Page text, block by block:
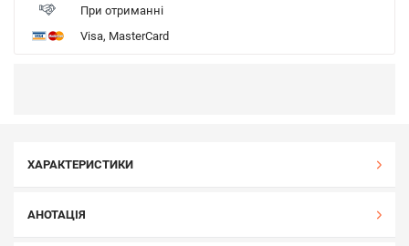
При отриманні
Visa, MasterCard
ХАРАКТЕРИСТИКИ
АНОТАЦІЯ